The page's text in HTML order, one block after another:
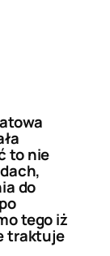
to nie
do
tego iż
traktuje